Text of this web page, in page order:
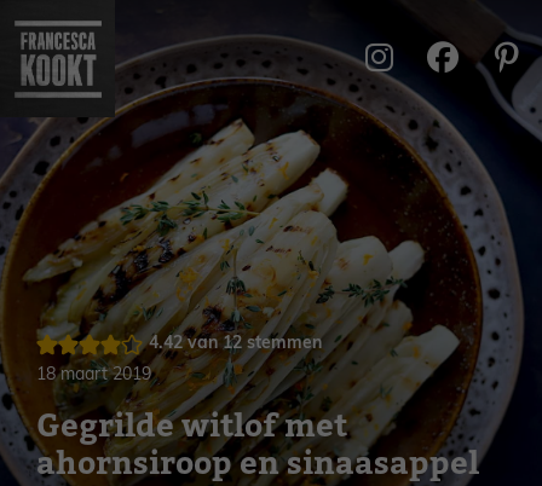
naar
inhoud
18 maart 2019
4.42van 12stemmen
Gegrilde witlof met
ahornsiroop en sinaasappel